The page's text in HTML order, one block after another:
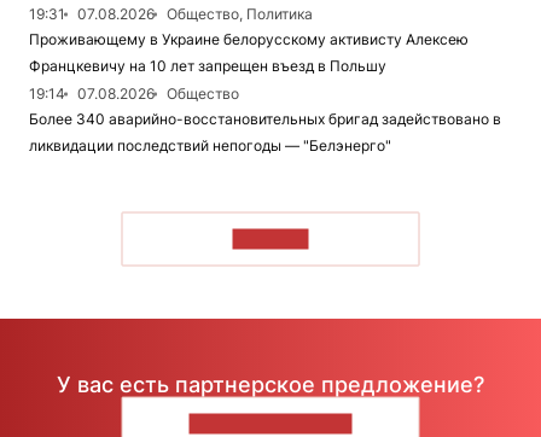
19:31
07.08.2026
Общество, Политика
Проживающему в Украине белорусскому активисту Алексею
Францкевичу на 10 лет запрещен въезд в Польшу
19:14
07.08.2026
Общество
Более 340 аварийно-восстановительных бригад задействовано в
ликвидации последствий непогоды — "Белэнерго"
У вас есть партнерское предложение?